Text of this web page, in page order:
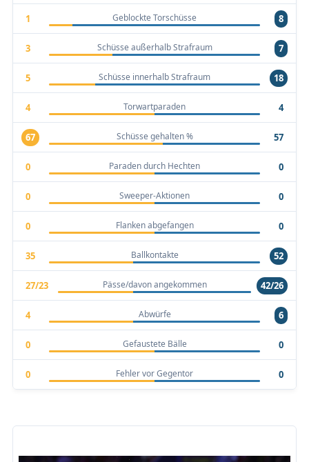
1 Geblockte Torschüsse 8
3 Schüsse außerhalb Strafraum 7
5 Schüsse innerhalb Strafraum 18
4 Torwartparaden 4
67 Schüsse gehalten % 57
0 Paraden durch Hechten 0
0 Sweeper-Aktionen 0
0 Flanken abgefangen 0
35 Ballkontakte 52
27/23 Pässe/davon angekommen 42/26
4 Abwürfe 6
0 Gefaustete Bälle 0
0 Fehler vor Gegentor 0